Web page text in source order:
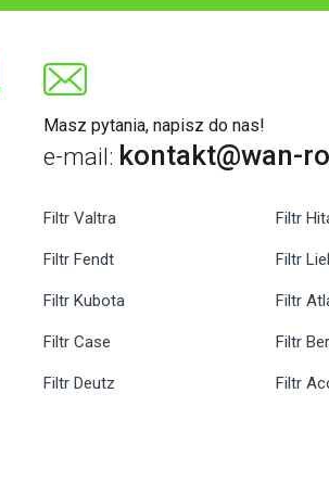
Masz pytania, napisz do nas!
e-mail: kontakt@wan-
Filtr Valtra
Filtr Fendt
Filtr Kubota
Filtr Case
Filtr Deutz
Filtr
Filtr
Filtr
Filtr
Filtr